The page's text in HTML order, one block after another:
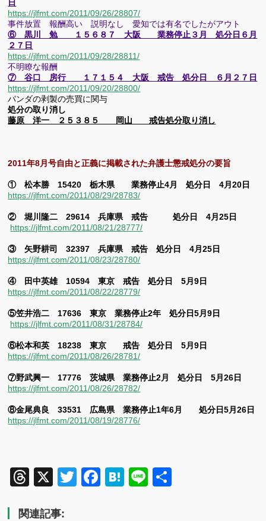
日
https://jlfmt.com/2011/09/26/28807/
事件放置 報酬高い 説明なし 愛知では有名でしたがアウト
⑥ 黒川 勉 １５６８７ 大阪 業務停止３月 処分日６月
２７日
https://jlfmt.com/2011/09/28/28811/
不明瞭な報酬
⑦ 谷口 房行 １７１５４ 大阪 戒告 処分日 ６月２７日
https://jlfmt.com/2011/09/20/28800/
パンダの剥製の売買に関与
処分の取り消し
藤原 洋一 ２５３８５ 岡山 戒告処分取り消し
2011年8月号自由と正義に掲載された弁護士懲戒処分の要旨
① 松本勝 15420 栃木県 業務停止4月 処分日 4月20日
https://jlfmt.com/2011/08/29/28783/
② 堀川隆二 29614 兵庫県 戒告 処分日 4月25日
https://jlfmt.com/2011/08/21/28777/
③ 矢野耕司 32397 兵庫県 戒告 処分日 4月25日
https://jlfmt.com/2011/08/23/28780/
④ 田中英雄 10594 東京 戒告 処分日 5月9日
https://jlfmt.com/2011/08/22/28779/
⑤笠井浩二 17636 東京 業務停止2年 処分日5月9日
https://jlfmt.com/2011/08/31/28784/
⑥松本和英 18238 東京 戒告 処分日 5月9日
https://jlfmt.com/2011/08/26/28781/
⑦野武興一 17776 茨城県 業務停止2月 処分日 5月26日
https://jlfmt.com/2011/08/26/28782/
⑧金尾典良 33531 広島県 業務停止1年6月 処分日5月26日
https://jlfmt.com/2011/08/19/28776/
Threads
X TwitterFacebook
Hatena
Line
関連記事: